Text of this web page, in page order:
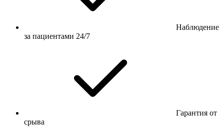
Наблюдение
за пациентами 24/7
Гарантия от
срыва